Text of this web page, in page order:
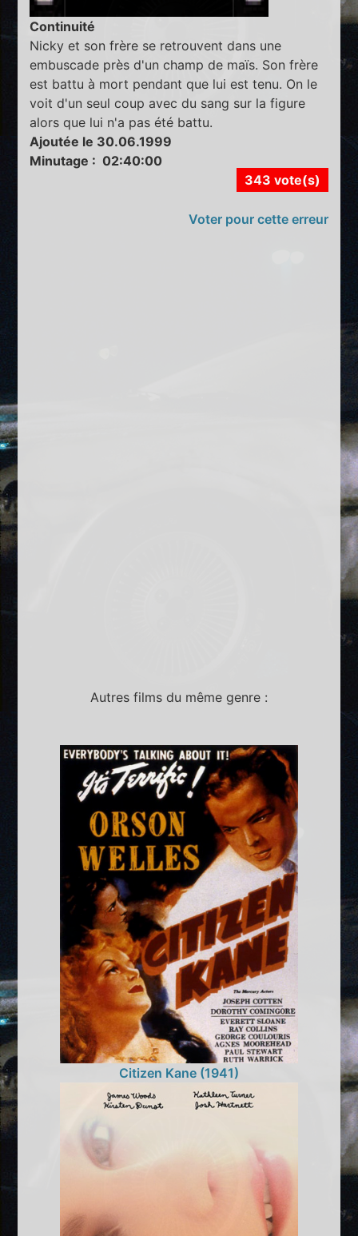
Continuité
Nicky et son frère se retrouvent dans une
embuscade près d'un champ de maïs. Son frère
est battu à mort pendant que lui est tenu. On le
voit d'un seul coup avec du sang sur la figure
alors que lui n'a pas été battu.
Ajoutée le 30.06.1999
Minutage : 02:40:00
343 vote(s)
Voter pour cette erreur
Autres films du même genre :
Citizen Kane (1941)